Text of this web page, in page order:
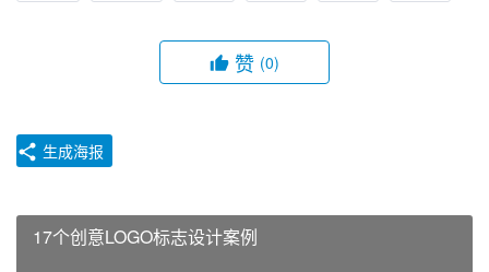
赞 (0)
生成海报
17个创意LOGO标志设计案例